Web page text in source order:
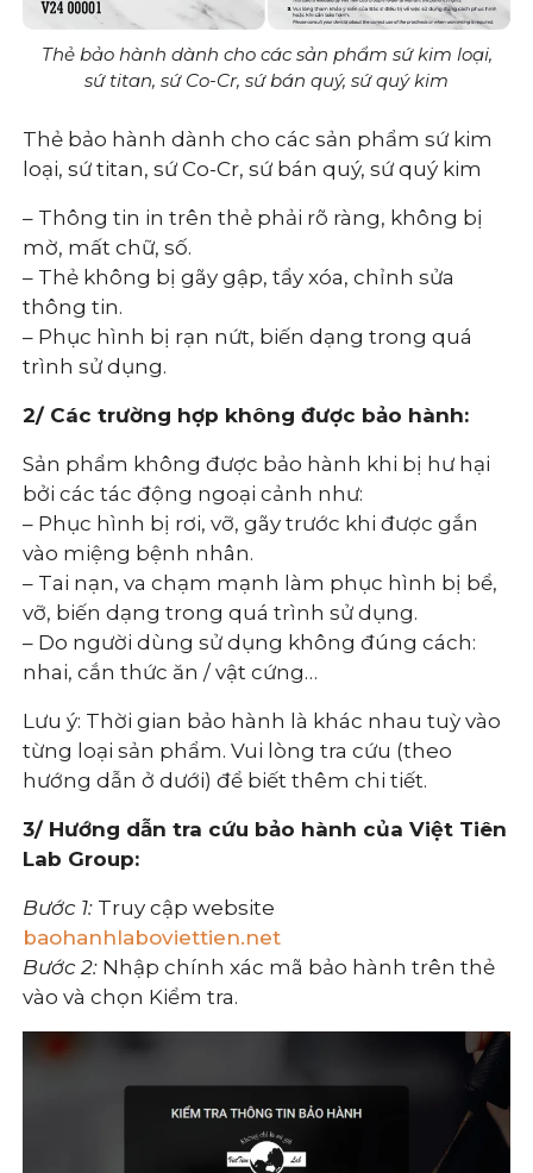
Thẻ bảo hành dành cho các sản phẩm sứ kim loại,
sứ titan, sứ Co-Cr, sứ bán quý, sứ quý kim
Thẻ bảo hành dành cho các sản phẩm sứ kim
loại, sứ titan, sứ Co-Cr, sứ bán quý, sứ quý kim
– Thông tin in trên thẻ phải rõ ràng, không bị
mờ, mất chữ, số.
– Thẻ không bị gãy gập, tẩy xóa, chỉnh sửa
thông tin.
– Phục hình bị rạn nứt, biến dạng trong quá
trình sử dụng.
2/ Các trường hợp không được bảo hành:
Sản phẩm không được bảo hành khi bị hư hại
bởi các tác động ngoại cảnh như:
– Phục hình bị rơi, vỡ, gãy trước khi được gắn
vào miệng bệnh nhân.
– Tai nạn, va chạm mạnh làm phục hình bị bể,
vỡ, biến dạng trong quá trình sử dụng.
– Do người dùng sử dụng không đúng cách:
nhai, cắn thức ăn / vật cứng…
Lưu ý: Thời gian bảo hành là khác nhau tuỳ vào
từng loại sản phẩm. Vui lòng tra cứu (theo
hướng dẫn ở dưới) để biết thêm chi tiết.
3/ Hướng dẫn tra cứu bảo hành của Việt Tiên
Lab Group:
Bước 1: Truy cập website
baohanhlaboviettien.net
Bước 2: Nhập chính xác mã bảo hành trên thẻ
vào và chọn Kiểm tra.